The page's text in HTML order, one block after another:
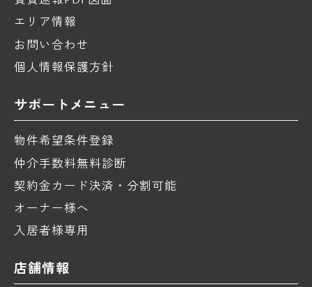
エリア情報
お問い合わせ
個人情報保護方針
サポートメニュー
物件希望条件登録
仲介手数料無料診断
契約金カード決済・分割可能
オーナー様へ
入居者様専用
店舗情報